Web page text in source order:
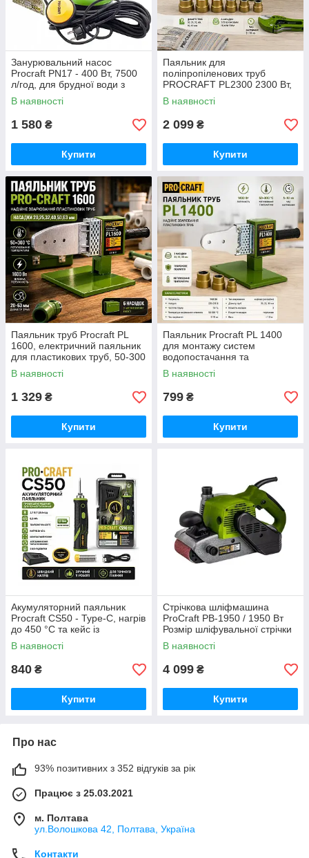
Занурювальний насос
Procraft PN17 - 400 Вт, 7500
л/год, для брудної води з
частками до 35 мм німецький
В наявності
1 580 ₴
Купити
Паяльник для
поліпропіленових труб
PROCRAFT PL2300 2300 Вт,
температура до 300 °C,
насадки 20-63 мм, кейс,
ножиці та аксесуари
В наявності
2 099 ₴
Купити
Паяльник труб Procraft PL
1600, електричний паяльник
для пластикових труб, 50-300
градусів 63 мм із насадками,
для дачі та гаража
В наявності
1 329 ₴
Купити
Паяльник Procraft PL 1400
для монтажу систем
водопостачання та
опалення, з регулюванням
температури відмінний вибір
В наявності
799 ₴
Купити
Акумуляторний паяльник
Procraft CS50 - Туре-C, нагрів
до 450 °С та кейс із
приладдям Німеччина
В наявності
840 ₴
Купити
Стрічкова шліфмашина
ProCraft PB-1950 / 1950 Вт
Розмір шліфувальної стрічки
100*610 мм Німеччина
В наявності
4 099 ₴
Купити
Про нас
93% позитивних з 352 відгуків за рік
Працює з 25.03.2021
м. Полтава
ул.Волошкова 42, Полтава, Україна
Контакти